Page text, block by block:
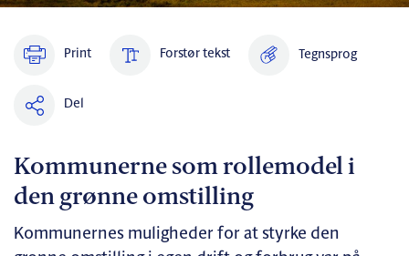
Print Forstør tekst Tegnsprog
Del
Kommunerne som rollemodel i
den grønne omstilling
Kommunernes muligheder for at styrke den